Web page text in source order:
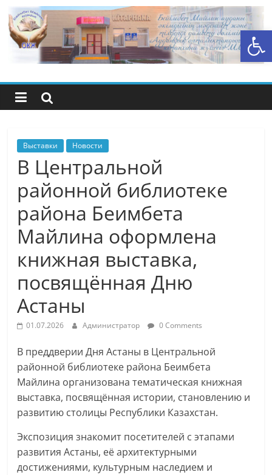
Открыть панель инструментов
Перейти
содержимому
Центральная
библиотечная
система
района
Беимбета
Майлина
Выставки Новости
В Центральной
районной библиотеке
района Беимбета
Майлина оформлена
книжная выставка,
посвящённая Дню
Астаны
01.07.2026 Администратор 0 Comments
В преддверии Дня Астаны в Центральной
районной библиотеке района Беимбета
Майлина организована тематическая книжная
выставка, посвящённая истории, становлению и
развитию столицы Республики Казахстан.
Экспозиция знакомит посетителей с этапами
развития Астаны, её архитектурными
достижениями, культурным наследием и